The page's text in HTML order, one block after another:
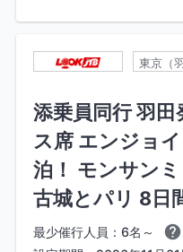
東京（
添乗員同行 羽
ス席 エンジョ
泊！ モンサン
古城とパリ 8日
最少催行人員：6名～